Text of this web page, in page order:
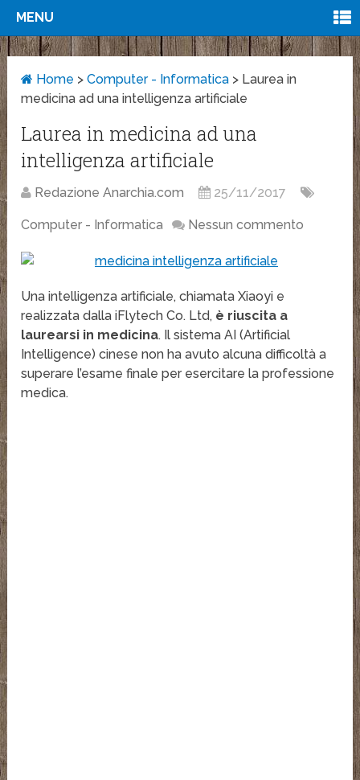
MENU
Home >Computer - Informatica > Laurea in
medicina ad una intelligenza artificiale
Laurea in medicina ad una
intelligenza artificiale
Redazione Anarchia.com 25/11/2017
Computer - Informatica Nessun commento
Una intelligenza artificiale, chiamata Xiaoyi e
realizzata dalla iFlytech Co. Ltd, è riuscita a
laurearsi in medicina. Il sistema AI (Artificial
Intelligence) cinese non ha avuto alcuna difficoltà a
superare l’esame finale per esercitare la professione
medica.